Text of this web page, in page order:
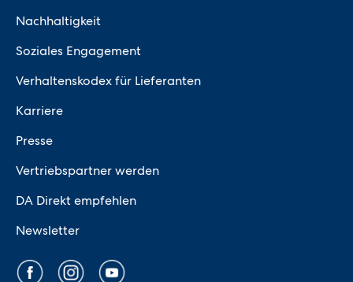
Nachhaltigkeit
Soziales Engagement
Verhaltenskodex für Lieferanten
Karriere
Presse
Vertriebspartner werden
DA Direkt empfehlen
Newsletter